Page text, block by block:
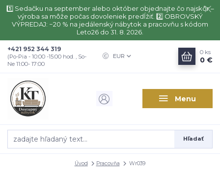
1️⃣ Sedačku na september alebo október objednajte čo najskôr –
výroba sa môže počas dovoleniek predĺžiť. 2️⃣ OBROVSKÝ
VÝPREDAJ: −20 % na jedálenský nábytok a pracovňu s kódom
Leto26 do 31. 8. 2026.
Menu
EUR
Hľadať
+421 952 344 319
(Po-Pia - 10:00 -15:00 hod. , So-
Ne 11:00- 17:00
0 ks
0 €
Úvod Pracovňa Wr039